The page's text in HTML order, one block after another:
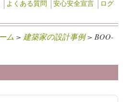
よくある質問 安心安全宣言
ログ
ム > 建築家の設計事例> BOO-